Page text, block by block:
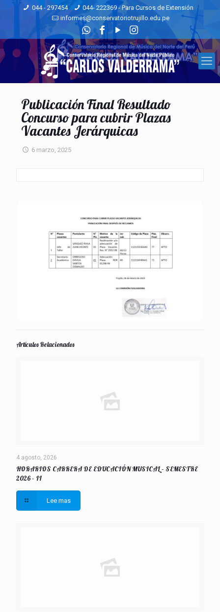
044 - 297454
044- 222369 - Para Cursos de Extensión
informes@conservatoriotrujillo.edu.pe
Publicación Final Resultado
Concurso para cubrir Plazas
Vacantes Jerárquicas
6 marzo, 2025
Artículos Relacionados
4 agosto, 2026
HORARIOS CARRERA DE EDUCACIÓN MUSICAL – SEMESTRE
2026 – II
Lee mas